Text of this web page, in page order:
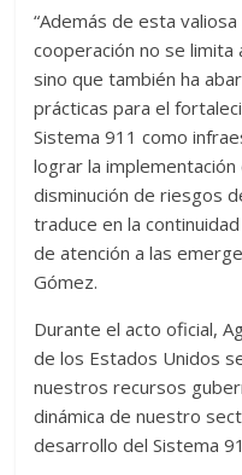
“Además de esta
cooperación no se
sino que también ha
prácticas para el
Sistema 911 como
lograr la
disminución de riesgos
traduce en la
de atención a las
Gómez.
Durante el acto oficial,
de los Estados Unidos
nuestros recursos
dinámica de nuestro
desarrollo del Sistema